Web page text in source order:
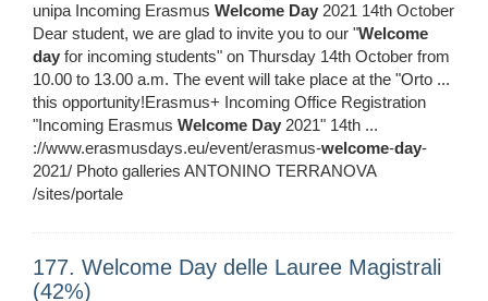
unipa Incoming Erasmus Welcome Day 2021 14th October
Dear student, we are glad to invite you to our "Welcome
day for incoming students" on Thursday 14th October from
10.00 to 13.00 a.m. The event will take place at the "Orto ...
this opportunity!Erasmus+ Incoming Office Registration
"Incoming Erasmus Welcome Day 2021" 14th ...
://www.erasmusdays.eu/event/erasmus-welcome-day-
2021/ Photo galleries ANTONINO TERRANOVA
/sites/portale
177. Welcome Day delle Lauree Magistrali
(42%)